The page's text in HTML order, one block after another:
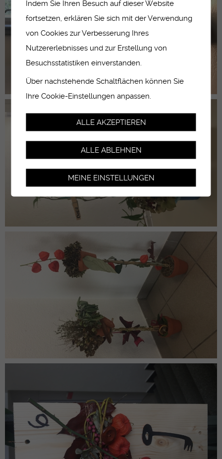
Indem Sie Ihren Besuch auf dieser Website
fortsetzen, erklären Sie sich mit der Verwendung
von Cookies zur Verbesserung Ihres
Nutzererlebnisses und zur Erstellung von
Besuchsstatistiken einverstanden.
Über nachstehende Schaltflächen können Sie
Ihre Cookie-Einstellungen anpassen.
ALLE AKZEPTIEREN
ALLE ABLEHNEN
MEINE EINSTELLUNGEN